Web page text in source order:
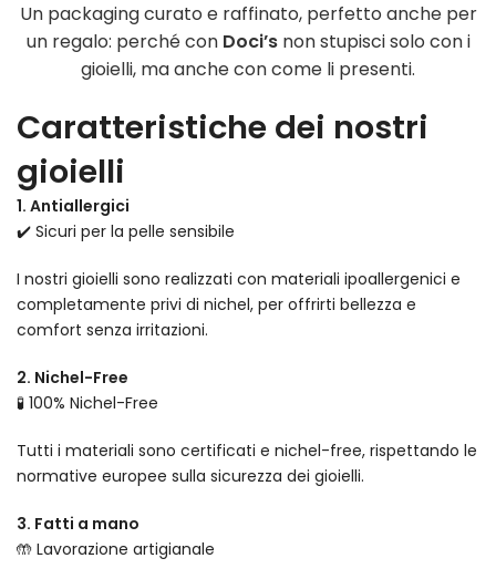
Un packaging curato e raffinato, perfetto anche per
un regalo: perché con Doci’snon stupisci solo con i
gioielli, ma anche con come li presenti.
Caratteristiche dei nostri
gioielli
1. Antiallergici
✔️ Sicuri per la pelle sensibile
I nostri gioielli sono realizzati con materiali ipoallergenici e
completamente privi di nichel, per offrirti bellezza e
comfort senza irritazioni.
2. Nichel-Free
🧪 100% Nichel-Free
Tutti i materiali sono certificati e nichel-free, rispettando le
normative europee sulla sicurezza dei gioielli.
3. Fatti a mano
🤲 Lavorazione artigianale